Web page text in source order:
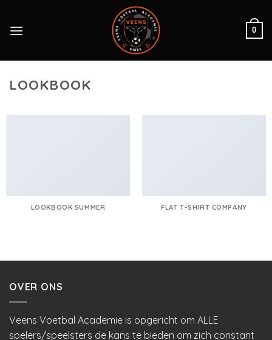
content
0
LOOKBOOK
LOOKBOOK SUMMER FLAT T-SHIRT COMPANY
OVER ONS
Veens Voetbal Academie is opgericht om ALLE
spelers/speelsters de kans te bieden om zich constant